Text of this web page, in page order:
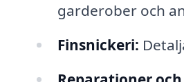
garderober och
Finsnickeri: